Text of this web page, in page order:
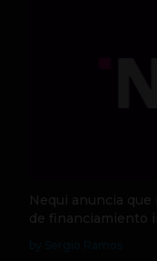
Nequi anuncia
de financiamiento